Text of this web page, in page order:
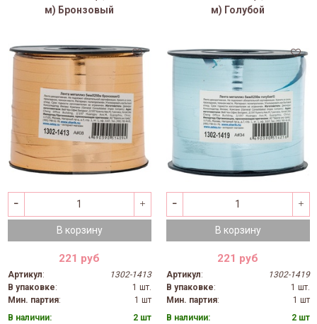
м) Бронзовый
В корзину
221 руб
Артикул:
1302-1413
В упаковке:
1 шт.
Мин. партия:
1 шт
В наличии:
2 шт
м) Голубой
В корзину
221 руб
Артикул:
1302-1419
В упаковке:
1 шт.
Мин. партия:
1 шт
В наличии:
2 шт